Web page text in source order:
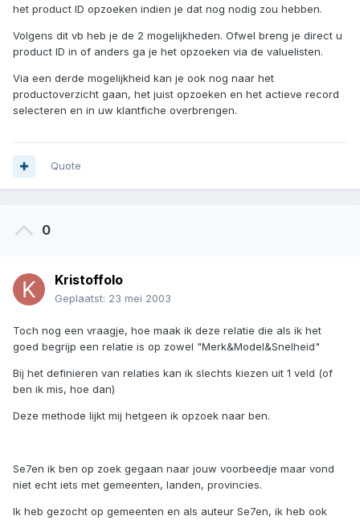
het product ID opzoeken indien je dat nog nodig zou hebben.
Volgens dit vb heb je de 2 mogelijkheden. Ofwel breng je direct u
product ID in of anders ga je het opzoeken via de valuelisten.
Via een derde mogelijkheid kan je ook nog naar het
productoverzicht gaan, het juist opzoeken en het actieve record
selecteren en in uw klantfiche overbrengen.
Quote
0
Kristoffolo
Geplaatst: 23 mei 2003
Toch nog een vraagje, hoe maak ik deze relatie die als ik het
goed begrijp een relatie is op zowel "Merk&Model&Snelheid"
Bij het definieren van relaties kan ik slechts kiezen uit 1 veld (of
ben ik mis, hoe dan)
Deze methode lijkt mij hetgeen ik opzoek naar ben.
Se7en ik ben op zoek gegaan naar jouw voorbeedje maar vond
niet echt iets met gemeenten, landen, provincies.
Ik heb gezocht op gemeenten en als auteur Se7en, ik heb ook